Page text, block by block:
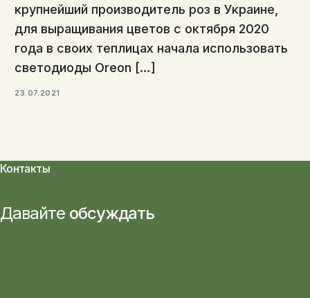
крупнейший производитель роз в Украине,
для выращивания цветов с октября 2020
года в своих теплицах начала использовать
светодиоды Oreon […]
23.07.2021
Контакты
Давайте обсуждать